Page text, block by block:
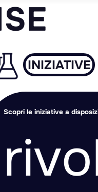
INIZIATIVE
Scopri le iniziative a